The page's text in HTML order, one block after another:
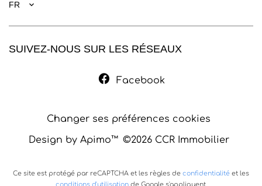
FR
SUIVEZ-NOUS SUR LES RÉSEAUX
Facebook
Changer ses préférences cookies
Design by Apimo™ ©2026 CCR Immobilier
Ce site est protégé par reCAPTCHA et les règles de confidentialité et les